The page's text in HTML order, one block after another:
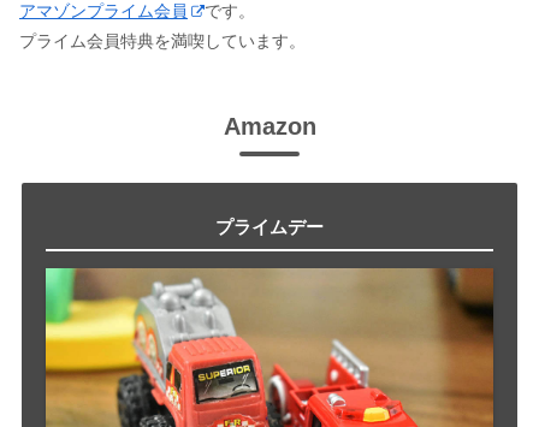
アマゾンプライム会員
です。
プライム会員特典を満喫しています。
Amazon
プライムデー